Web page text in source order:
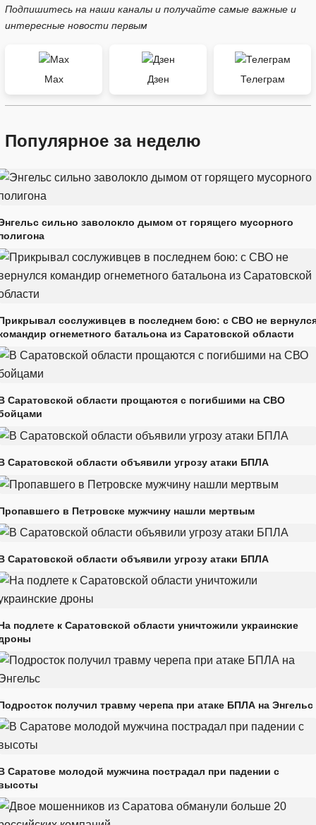
Подпишитесь на наши каналы и получайте самые важные и
интересные новости первым
Max Дзен Телеграм
Популярное за неделю
сильно заволокло дымом от горящего мусорного
сослуживцев в последнем бою: с СВО не
огнеметного батальона из Саратовской области
Саратовской области прощаются с погибшими на СВО
Саратовской области объявили угрозу атаки БПЛА
в Петровске мужчину нашли мертвым
Саратовской области объявили угрозу атаки БПЛА
подлете к Саратовской области уничтожили украинские
получил травму черепа при атаке БПЛА на Энгельс
Саратове молодой мужчина пострадал при падении с